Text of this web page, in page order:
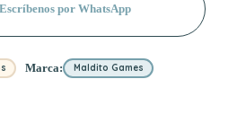
por WhatsApp
Marca: Maldito Games